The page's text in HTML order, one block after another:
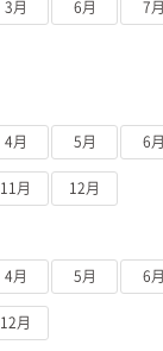
3月 6月 7月
4月 5月 6月
11月 12月
4月 5月 6月
12月